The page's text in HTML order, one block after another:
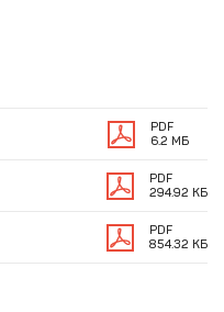
PDF
6.2 МБ
PDF
294.92 КБ
PDF
854.32 КБ